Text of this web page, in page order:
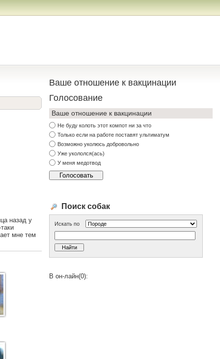
назад у
мне тем
Ваше отношение к вакцинации
Голосование
Ваше отношение к вакцинации
Не буду колоть этот компот ни за что
Только если на работе поставят ультиматум
Возможно уколюсь добровольно
Уже укололся(ась)
У меня медотвод
Поиск собак
Искать по
В он-лайн(0):